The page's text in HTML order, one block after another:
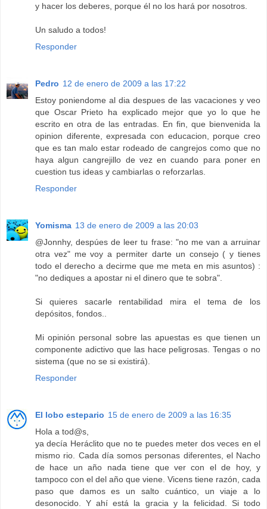
y hacer los deberes, porque él no los hará por nosotros.
Un saludo a todos!
Responder
Pedro 12 de enero de 2009 a las 17:22
Estoy poniendome al dia despues de las vacaciones y veo
que Oscar Prieto ha explicado mejor que yo lo que he
escrito en otra de las entradas. En fin, que bienvenida la
opinion diferente, expresada con educacion, porque creo
que es tan malo estar rodeado de cangrejos como que no
haya algun cangrejillo de vez en cuando para poner en
cuestion tus ideas y cambiarlas o reforzarlas.
Responder
Yomisma 13 de enero de 2009 a las 20:03
@Jonnhy, despúes de leer tu frase: "no me van a arruinar
otra vez" me voy a permiter darte un consejo ( y tienes
todo el derecho a decirme que me meta en mis asuntos) :
"no dediques a apostar ni el dinero que te sobra".
Si quieres sacarle rentabilidad mira el tema de los
depósitos, fondos..
Mi opinión personal sobre las apuestas es que tienen un
componente adictivo que las hace peligrosas. Tengas o no
sistema (que no se si existirá).
Responder
El lobo estepario 15 de enero de 2009 a las 16:35
Hola a tod@s,
ya decía Heráclito que no te puedes meter dos veces en el
mismo rio. Cada día somos personas diferentes, el Nacho
de hace un año nada tiene que ver con el de hoy, y
tampoco con el del año que viene. Vicens tiene razón, cada
paso que damos es un salto cuántico, un viaje a lo
desonocido. Y ahí está la gracia y la felicidad. Si todo